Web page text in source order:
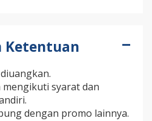
Ketentuan
syarat dan
dengan promo lainnya.